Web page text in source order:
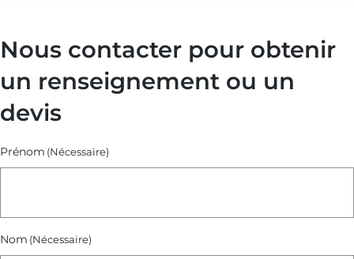
sur
VSME)
Nous contacter pour obtenir
un renseignement ou un
devis
Prénom (Nécessaire)
Nom (Nécessaire)